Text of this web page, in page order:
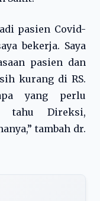
pasien Covid-
bekerja. Saya
pasien dan
kurang di RS.
yang perlu
tahu Direksi,
tambah dr.